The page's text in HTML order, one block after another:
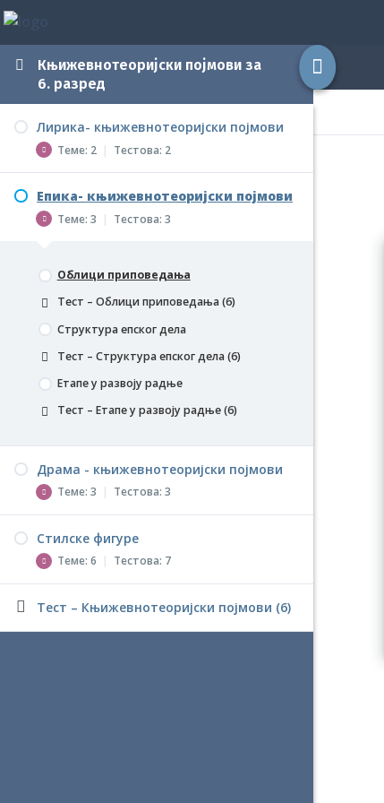
Књижевнотеоријски појмови за
6. разред
Лирика- књижевнотеоријски појмови
Теме: 2 | Тестова: 2
Врсте стиха
Епика- књижевнотеоријски појмови
Теме: 3 | Тестова: 3
Облици приповедања
Тест – Облици приповедања (6)
Структура епског дела
Тест – Структура епског дела (6)
Етапе у развоју радње
Тест – Етапе у развоју радње (6)
Драма - књижевнотеоријски појмови
Теме: 3 | Тестова: 3
Појмови драме
Структура драмске радње
Тест – Структура драмске радње (6)
Стилске фигуре
Теме: 6 | Тестова: 7
Епитет
Тест – Књижевнотеоријски појмови (6)